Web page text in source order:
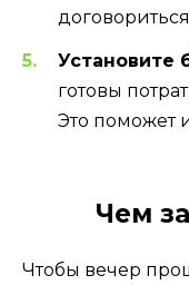
Установите
готовы
Это поможет
Чем
Чтобы вечер